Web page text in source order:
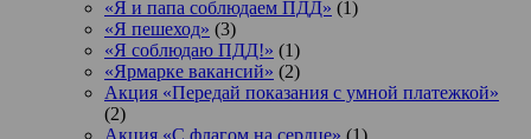
«Я и папа соблюдаем ПДД» (1)
«Я пешеход» (3)
«Я соблюдаю ПДД!» (1)
«Ярмарке вакансий» (2)
Акция «Передай показания с умной платежкой»
(2)
Акция «С флагом на сердце» (1)